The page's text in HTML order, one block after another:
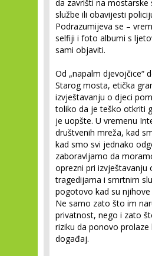
da zavrišti na mostarske
službe ili obavijesti
Podrazumijeva se –
selfiji i foto albumi s
sami objaviti.
Od „napalm djevojčice“
Starog mosta, etička
izvještavanju o djeci
toliko da je teško otkriti
je uopšte. U vremenu
društvenih mreža, kad
kad smo svi jednako
zaboravljamo da
oprezni pri izvještavanju
tragedijama i smrtnim
pogotovo kad su njihove
Ne samo zato što im
privatnost, nego i zato
riziku da ponovo prolaze
događaj.